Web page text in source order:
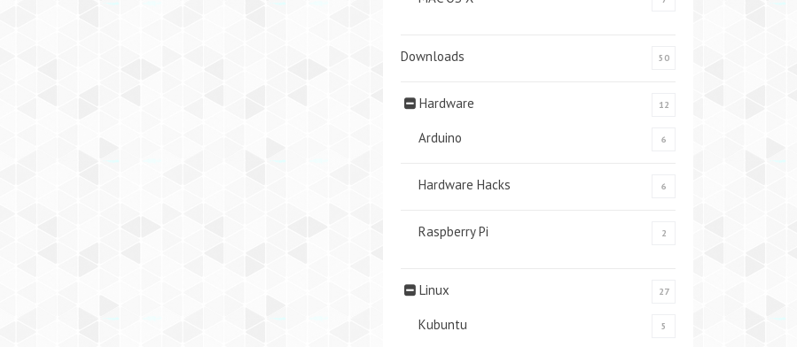
Downloads 50
Hardware 12
Arduino 6
Hardware Hacks 6
Raspberry Pi 2
Linux 27
Kubuntu 5